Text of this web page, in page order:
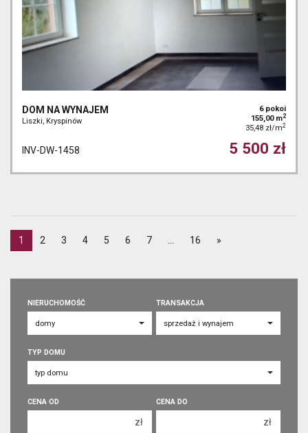
DOM NA WYNAJEM
Liszki, Kryspinów
6 pokoi
155,00 m2
35,48 zł/m2
INV-DW-1458 5 500 zł
1 2 3 4 5 6 7 ... 16 »
NIERUCHOMOŚĆ TRANSAKCJA
TYP DOMU
CENA OD
zł
CENA DO
zł